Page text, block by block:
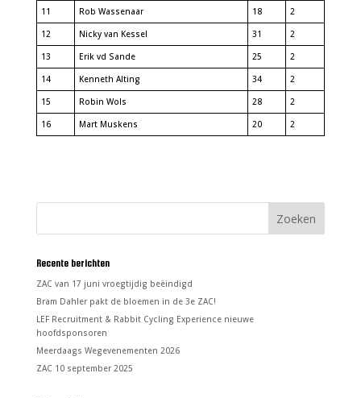
11
Rob Wassenaar 18
2
12
Nicky van Kessel 31
2
13
Erik vd Sande 25
2
14
Kenneth Alting 34
2
15
Robin Wols 28
2
16
Mart Muskens 20 2
Recente berichten
ZAC van 17 juni vroegtijdig beëindigd
Bram Dahler pakt de bloemen in de 3e ZAC!
LEF Recruitment & Rabbit Cycling Experience nieuwe
hoofdsponsoren
Meerdaags Wegevenementen 2026
ZAC 10 september 2025